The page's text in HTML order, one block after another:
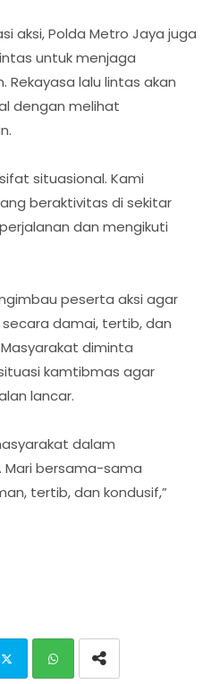
aksi, Polda Metro Jaya juga
untuk menjaga
Rekayasa lalu lintas akan
dengan melihat
situasional. Kami
beraktivitas di sekitar
dan mengikuti
peserta aksi agar
damai, tertib, dan
diminta
kamtibmas agar
lancar.
dalam
bersama-sama
tertib, dan kondusif,”